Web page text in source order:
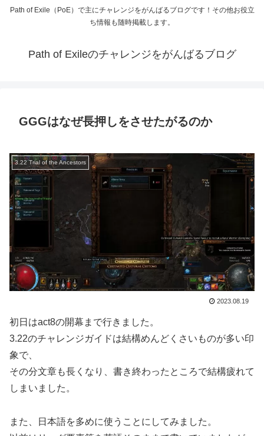
Path of Exile（PoE）で主にチャレンジをがんばるブログです！その他お役立
ち情報も随時掲載します。
Path of Exileのチャレンジをがんばるブログ
GGGはなぜ長押しをさせたがるのか
3.22 Trial of the Ancestors
2023.08.19
初日はact8の開幕まで行きました。
3.22のチャレンジガイドは結構めんどくさいものが多い印
象で、
その分文章も長くなり、書き終わったところで結構疲れて
しまいました。
また、日本語を多めに使うことにしてみました。